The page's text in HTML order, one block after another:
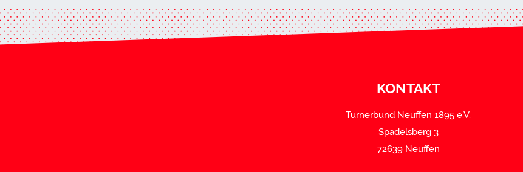
KONTAKT
Turnerbund Neuffen 1895 e.V.
Spadelsberg 3
72639 Neuffen